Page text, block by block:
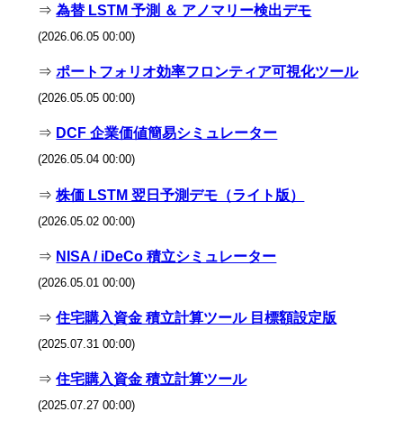
⇒為替 LSTM 予測 ＆ アノマリー検出デモ
(2026.06.05 00:00)
⇒ポートフォリオ効率フロンティア可視化ツール
(2026.05.05 00:00)
⇒ DCF 企業価値簡易シミュレーター
(2026.05.04 00:00)
⇒株価 LSTM 翌日予測デモ（ライト版）
(2026.05.02 00:00)
⇒ NISA / iDeCo 積立シミュレーター
(2026.05.01 00:00)
⇒住宅購入資金 積立計算ツール 目標額設定版
(2025.07.31 00:00)
⇒住宅購入資金 積立計算ツール
(2025.07.27 00:00)